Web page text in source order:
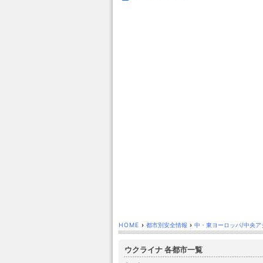
HOME › 都市別安全情報 › 中・東ヨーロッパ/中央ア
ウクライナ 各都市一覧